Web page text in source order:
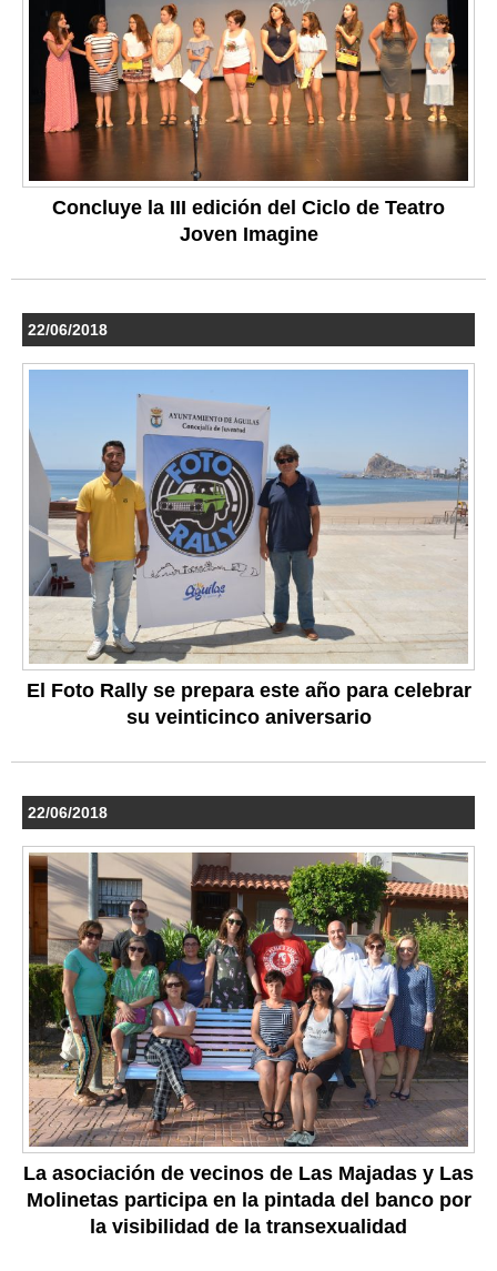
Concluye la III edición del Ciclo de Teatro
Joven Imagine
22/06/2018
El Foto Rally se prepara este año para celebrar
su veinticinco aniversario
22/06/2018
La asociación de vecinos de Las Majadas y Las
Molinetas participa en la pintada del banco por
la visibilidad de la transexualidad